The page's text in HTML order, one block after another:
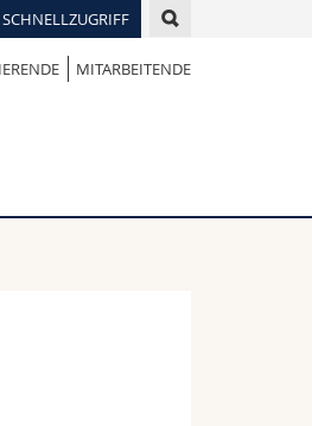
SCHNELLZUGRIFF
MITARBEITENDE